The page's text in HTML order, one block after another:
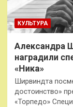
КУЛЬТУРА
Александра
наградили
«Ника»
Ширвиндта
достоинство»
«Торпедо»